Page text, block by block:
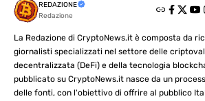
REDAZIONE
Redazione
La Redazione di CryptoNews.it è composta da
giornalisti specializzati nel settore delle
decentralizzata (DeFi) e della tecnologia
pubblicato su CryptoNews.it nasce da un
delle fonti, con l'obiettivo di offrire al pubblico